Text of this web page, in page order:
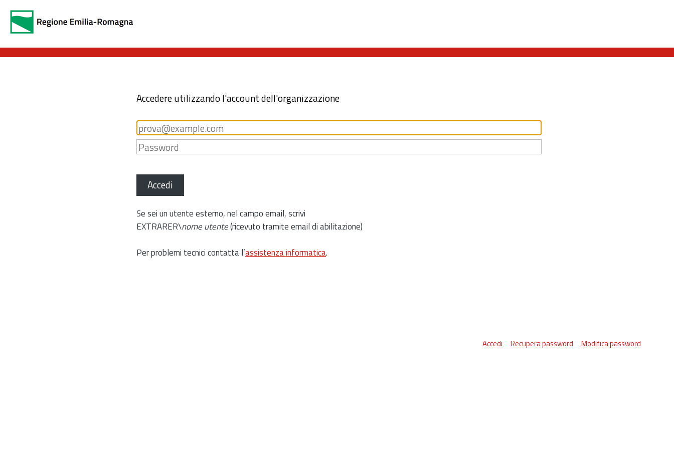
Accedere utilizzando l'account dell'organizzazione
Accedi
Se sei un utente esterno, nel campo email, scrivi
EXTRARER\nome utente(ricevuto tramite email di abilitazione)
Per problemi tecnici contatta l’assistenza informatica.
Accedi Recupera password Modifica password